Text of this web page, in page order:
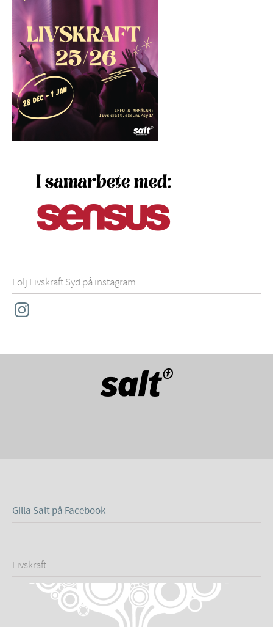
Följ Livskraft Syd på instagram
Instagram
Gilla Salt på Facebook
Livskraft